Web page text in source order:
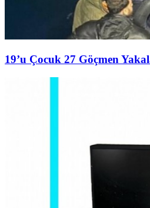
19’u Çocuk 27 Göçmen